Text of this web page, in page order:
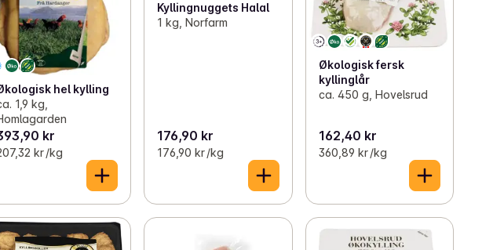
hel kylling
1,9 kg,
kr
kr /kg
Kyllingnuggets Halal
1 kg, Norfarm
176,90 kr
176,90 kr /kg
Økologisk fersk
kyllinglår
ca. 450 g, Hovelsrud
162,40 kr
360,89 kr /kg